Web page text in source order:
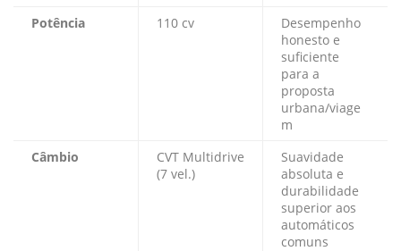
Potência
110 cv
Desempenho
honesto e
suficiente
para a
proposta
urbana/viage
m
Câmbio
CVT Multidrive
(7 vel.)
Suavidade
absoluta e
durabilidade
superior aos
automáticos
comuns